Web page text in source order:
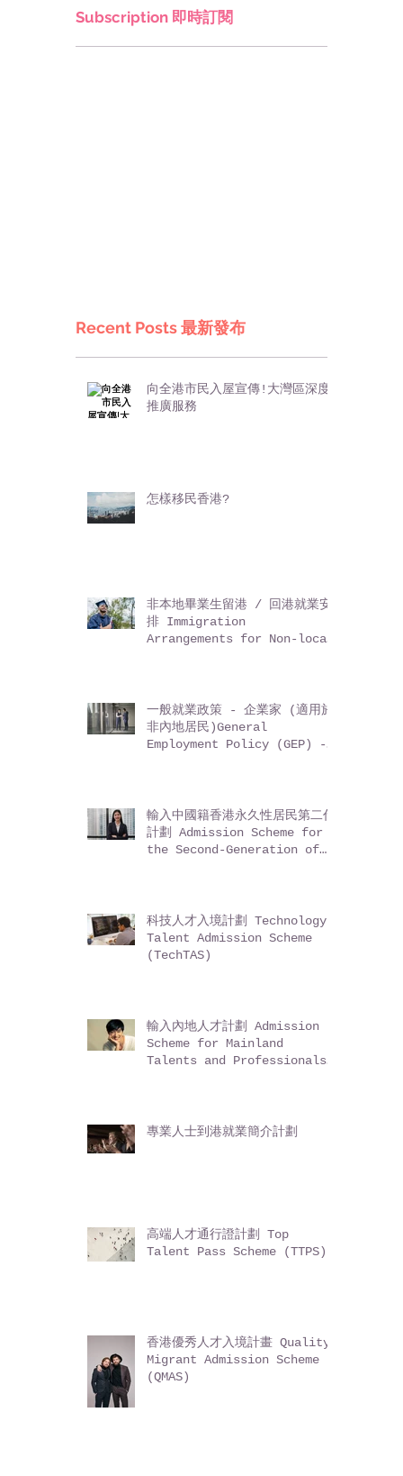
Subscription 即時訂閱
Recent Posts 最新發布
向全港市民入屋宣傳!大灣區深度
推廣服務
怎樣移民香港?
非本地畢業生留港 / 回港就業安
排 Immigration
Arrangements for Non-local
一般就業政策 - 企業家 (適用於
非內地居民)General
Employment Policy (GEP) -
輸入中國籍香港永久性居民第二代
計劃 Admission Scheme for
the Second-Generation of
科技人才入境計劃 Technology
Talent Admission Scheme
(TechTAS)
輸入內地人才計劃 Admission
Scheme for Mainland
Talents and Professionals
專業人士到港就業簡介計劃
高端人才通行證計劃 Top
Talent Pass Scheme (TTPS)
香港優秀人才入境計畫 Quality
Migrant Admission Scheme
(QMAS)